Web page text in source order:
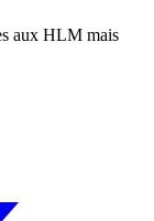
aux HLM mais